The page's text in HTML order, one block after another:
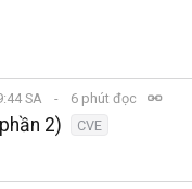
SA 6 phút đọc
2) CVE